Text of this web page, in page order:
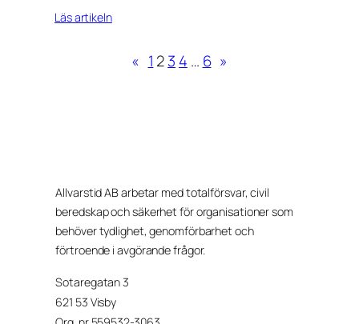
Läs artikeln
« 1 23 4 … 6 »
Allvarstid AB arbetar med totalförsvar, civil
beredskap och säkerhet för organisationer som
behöver tydlighet, genomförbarhet och
förtroende i avgörande frågor.
Sotaregatan 3
621 53 Visby